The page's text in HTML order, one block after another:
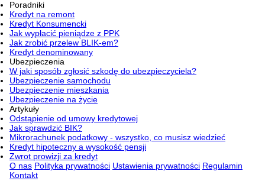
Poradniki
Kredyt na remont
Kredyt Konsumencki
Jak wypłacić pieniądze z PPK
Jak zrobić przelew BLIK-em?
Kredyt denominowany
Ubezpieczenia
W jaki sposób zgłosić szkodę do ubezpieczyciela?
Ubezpieczenie samochodu
Ubezpieczenie mieszkania
Ubezpieczenie na życie
Artykuły
Odstąpienie od umowy kredytowej
Jak sprawdzić BIK?
Mikrorachunek podatkowy - wszystko, co musisz wiedzieć
Kredyt hipoteczny a wysokość pensji
Zwrot prowizji za kredyt
O nas Polityka prywatności Ustawienia prywatności Regulamin
Kontakt